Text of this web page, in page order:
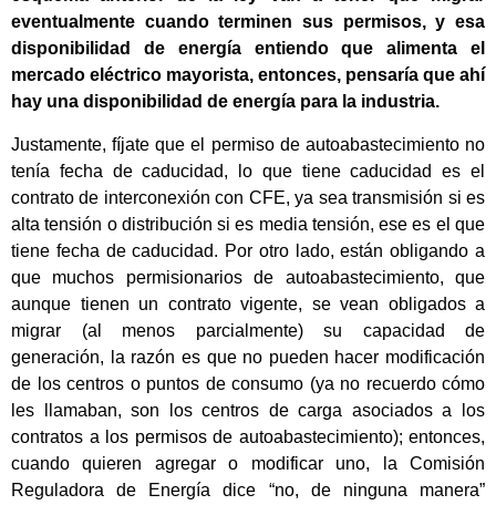
eventualmente cuando terminen sus permisos, y esa
disponibilidad de energía entiendo que alimenta el
mercado eléctrico mayorista, entonces, pensaría que ahí
hay una disponibilidad de energía para la industria.
Justamente, fíjate que el permiso de autoabastecimiento no
tenía fecha de caducidad, lo que tiene caducidad es el
contrato de interconexión con CFE, ya sea transmisión si es
alta tensión o distribución si es media tensión, ese es el que
tiene fecha de caducidad. Por otro lado, están obligando a
que muchos permisionarios de autoabastecimiento, que
aunque tienen un contrato vigente, se vean obligados a
migrar (al menos parcialmente) su capacidad de
generación, la razón es que no pueden hacer modificación
de los centros o puntos de consumo (ya no recuerdo cómo
les llamaban, son los centros de carga asociados a los
contratos a los permisos de autoabastecimiento); entonces,
cuando quieren agregar o modificar uno, la Comisión
Reguladora de Energía dice “no, de ninguna manera”